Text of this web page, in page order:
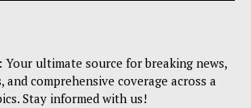
Your ultimate source for breaking news,
and comprehensive coverage across a
Stay informed with us!